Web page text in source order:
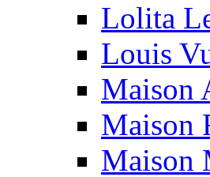
Lolita
Louis
Maison
Maison
Maison